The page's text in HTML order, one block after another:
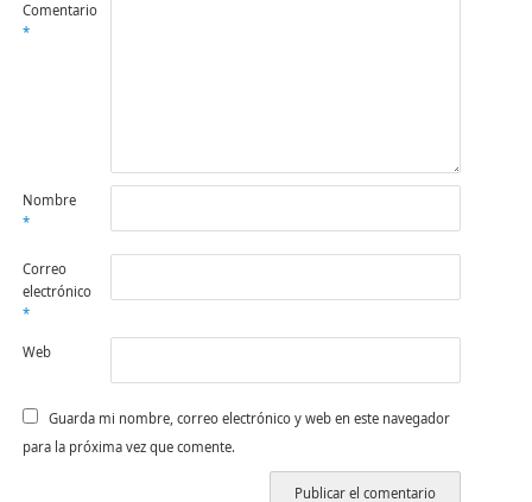
Comentario
*
Nombre
*
Correo
electrónico
*
Web
Guarda mi nombre, correo electrónico y web en este navegador
para la próxima vez que comente.